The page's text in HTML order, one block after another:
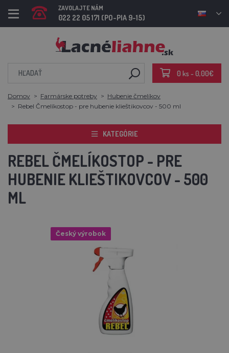
ZAVOLAJTE NÁM
022 22 05 171 (PO-PIA 9-15)
0 ks - 0,00€
Domov Farmárske potreby
Hubenie čmelíkov
Rebel Čmelíkostop - pre hubenie klieštikovcov - 500 ml
KATEGÓRIE
REBEL ČMELÍKOSTOP - PRE
HUBENIE KLIEŠTIKOVCOV - 500
ML
Český výrobok